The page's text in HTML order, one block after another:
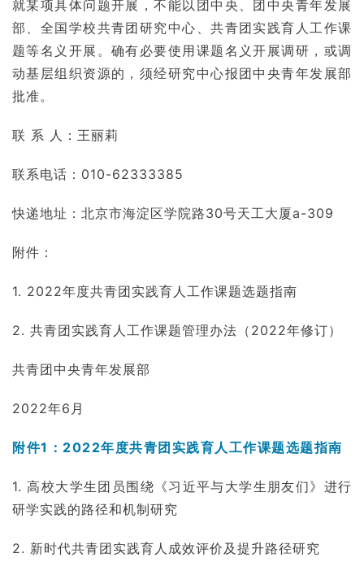
就某项具体问题开展，不能以团中央、团中央青年发展
部、全国学校共青团研究中心、共青团实践育人工作课
题等名义开展。确有必要使用课题名义开展调研，或调
动基层组织资源的，须经研究中心报团中央青年发展部
批准。
联 系 人：王丽莉
联系电话：010-62333385
快递地址：北京市海淀区学院路30号天工大厦a-309
附件：
1. 2022年度共青团实践育人工作课题选题指南
2. 共青团实践育人工作课题管理办法（2022年修订）
共青团中央青年发展部
2022年6月
附件1：2022年度共青团实践育人工作课题选题指南
1. 高校大学生团员围绕《习近平与大学生朋友们》进行
研学实践的路径和机制研究
2. 新时代共青团实践育人成效评价及提升路径研究